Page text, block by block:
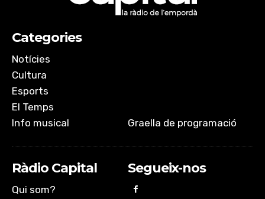
Categories
Notícies
Cultura
Esports
El Temps
Info musical
Graella de programació
Ràdio Capital
Qui som?
Segueix-nos